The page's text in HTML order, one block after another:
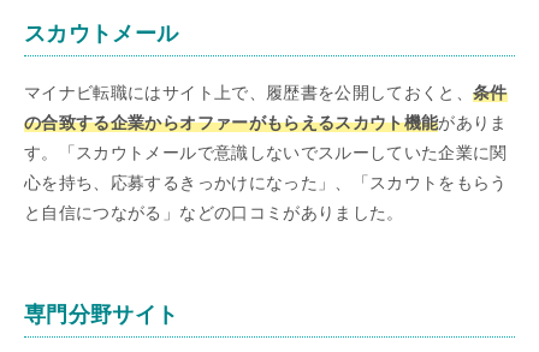
スカウトメール
マイナビ転職にはサイト上で、履歴書を公開しておくと、条件
の合致する企業からオファーがもらえるスカウト機能がありま
す。「スカウトメールで意識しないでスルーしていた企業に関
心を持ち、応募するきっかけになった」、「スカウトをもらう
と自信につながる」などの口コミがありました。
専門分野サイト